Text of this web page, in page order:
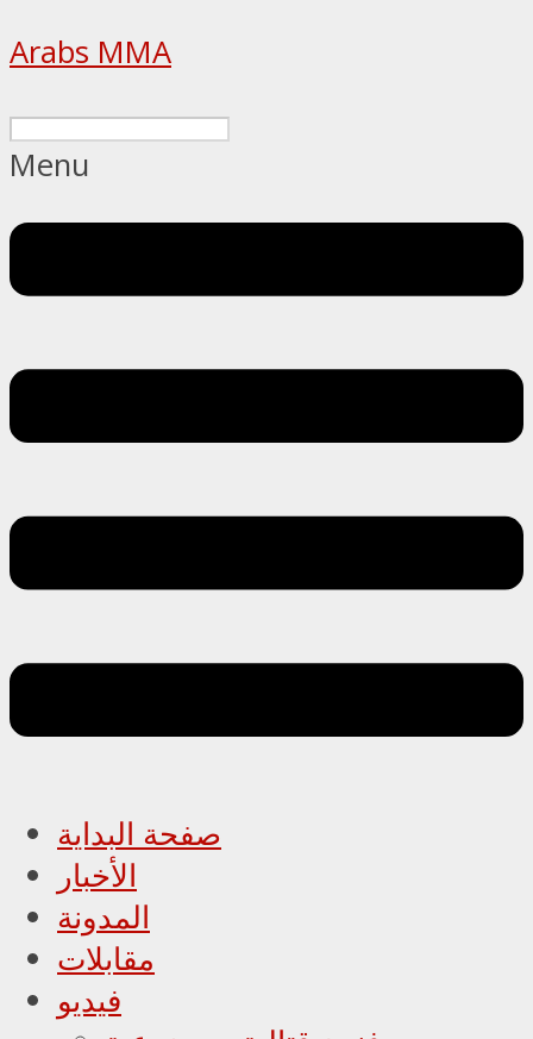
Arabs MMA
Menu
صفحة البداية
الأخبار
المدونة
مقابلات
فيديو